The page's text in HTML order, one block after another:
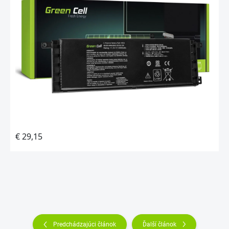
Predchádzajúci článok Ďalší článok